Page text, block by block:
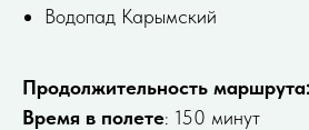
Вoдопад Карымский
Продолжительность маршрута:
Время в полете: 150 минут